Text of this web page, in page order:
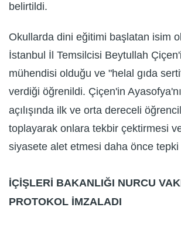
belirtildi.
Okullarda dini eğitimi başlatan isim
İstanbul İl Temsilcisi Beytullah
mühendisi olduğu ve "helal gıda
verdiği öğrenildi. Çiçen'in
açılışında ilk ve orta dereceli
toplayarak onlara tekbir çektirmesi
siyasete alet etmesi daha önce
İÇİŞLERİ BAKANLIĞI NURCU
PROTOKOL İMZALADI